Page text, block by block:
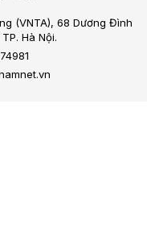
(VNTA), 68 Dương Đình
Hà Nội.